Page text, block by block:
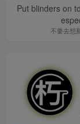
Put blinders on
不要去想